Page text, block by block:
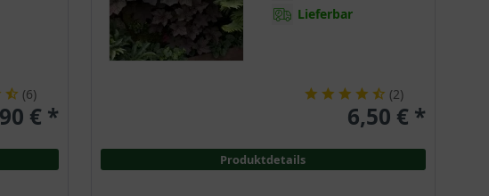
Lieferbar
(2)
6,50 € *
Produktdetails
(6)
€ *